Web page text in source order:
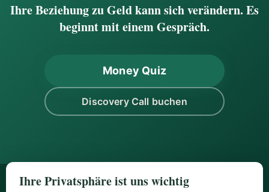
Ihre Beziehung zu Geld kann sich verändern. Es
beginnt mit einem Gespräch.
Money Quiz
Discovery Call buchen
Ihre Privatsphäre ist uns wichtig